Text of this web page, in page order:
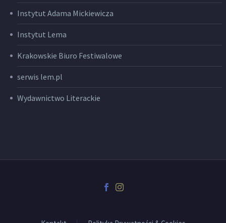
Instytut Adama Mickiewicza
Instytut Lema
Krakowskie Biuro Festiwalowe
serwis lem.pl
Wydawnictwo Literackie